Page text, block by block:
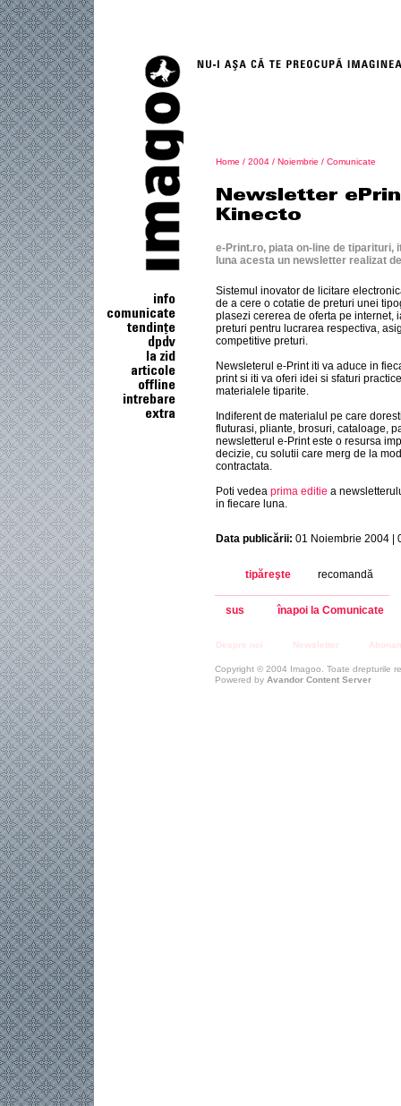
Home / 2004 / Noiembrie / Comunicate
e-Print.ro, piata on-line de tiparituri,
luna acesta un newsletter realizat
Sistemul inovator de licitare
de a cere o cotatie de preturi unei
plasezi cererea de oferta pe internet,
preturi pentru lucrarea respectiva,
competitive preturi.
Newsleterul e-Print iti va aduce in
print si iti va oferi idei si sfaturi
materialele tiparite.
Indiferent de materialul pe care
fluturasi, pliante, brosuri, cataloage,
newsletterul e-Print este o resursa
decizie, cu solutii care merg de la
contractata.
Poti vedea prima editie a
in fiecare luna.
Data publicării: 01 Noiembrie 2004 |
tipăreşte recomandă
sus înapoi la Comunicate
Despre noi Newsletter
Copyright © 2004 Imagoo. Toate drepturile
Powered by Avandor Content Server